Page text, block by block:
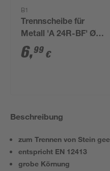
B1
Trennscheibe für
Metall 'A 24R-BF' Ø
115 mm 10 Stück
6,99 €
Beschreibung
zum Trennen von Stein
entspricht EN 12413
grobe Körnung